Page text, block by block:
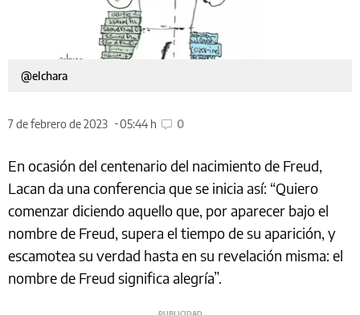
@elchara
7 de febrero de 2023 05:44 h 0
En ocasión del centenario del nacimiento de Freud,
Lacan da una conferencia que se inicia así: “Quiero
comenzar diciendo aquello que, por aparecer bajo el
nombre de Freud, supera el tiempo de su aparición, y
escamotea su verdad hasta en su revelación misma: el
nombre de Freud significa alegría”.